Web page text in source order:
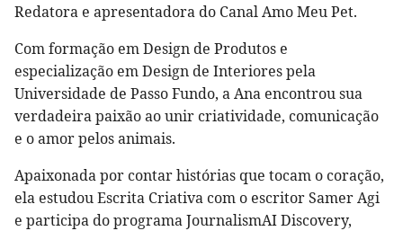
Redatora e apresentadora do Canal Amo Meu Pet.
Com formação em Design de Produtos e
especialização em Design de Interiores pela
Universidade de Passo Fundo, a Ana encontrou sua
verdadeira paixão ao unir criatividade, comunicação
e o amor pelos animais.
Apaixonada por contar histórias que tocam o coração,
ela estudou Escrita Criativa com o escritor Samer Agi
e participa do programa JournalismAI Discovery,